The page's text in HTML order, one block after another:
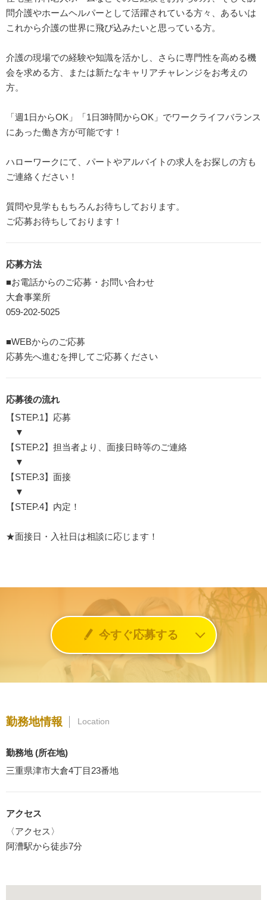
問介護やホームヘルパーとして活躍されている方々、あるいは
これから介護の世界に飛び込みたいと思っている方。
介護の現場での経験や知識を活かし、さらに専門性を高める機
会を求める方、または新たなキャリアチャレンジをお考えの
方。
「週1日からOK」「1日3時間からOK」でワークライフバランス
にあった働き方が可能です！
ハローワークにて、パートやアルバイトの求人をお探しの方も
ご連絡ください！
質問や見学ももちろんお待ちしております。
ご応募お待ちしております！
応募方法
■お電話からのご応募・お問い合わせ
大倉事業所
059-202-5025
■WEBからのご応募
応募先へ進むを押してご応募ください
応募後の流れ
【STEP.1】応募
▼
【STEP.2】担当者より、面接日時等のご連絡
▼
【STEP.3】面接
▼
【STEP.4】内定！
★面接日・入社日は相談に応じます！
今すぐ応募する
勤務地情報 Location
勤務地 (所在地)
三重県津市大倉4丁目23番地
アクセス
〈アクセス〉
阿漕駅から徒歩7分